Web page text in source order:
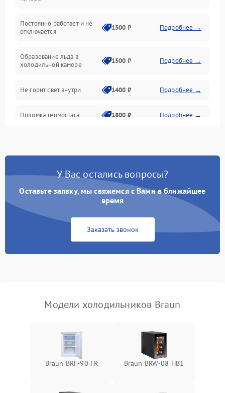
Постоянно работает и не
отключается
1500 ₽ Подробнее →
Образование льда в
холодильной камере
1500 ₽ Подробнее →
Не горит свет внутри 1400 ₽ Подробнее →
Поломка термостата 1800 ₽ Подробнее →
Образование конденсата
1800 ₽ Подробнее →
Сбой в работе инвертора
работе
2000 ₽ Подробнее →
У Вас остались вопросы?
Оставьте заявку, мы свяжемся с Вами в ближайшее
время
Заказать звонок
Модели холодильников Braun
Braun BRF-90 FR Braun BRW-08 HB1